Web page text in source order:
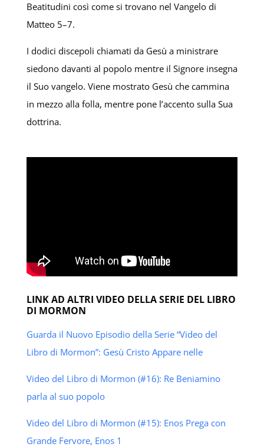
Beatitudini così come si trovano nel Vangelo di
Matteo 5–7.
I dodici discepoli chiamati da Gesù a ministrare
siedono davanti al popolo mentre il Signore insegna
il Suo vangelo. Viene mostrato Gesù che cammina
in mezzo alla folla, mentre pone l’accento sulla Sua
dottrina.
LINK AD ALTRI VIDEO DELLA SERIE DEL LIBRO
DI MORMON
Guarda il Nuovo Episodio della Serie “Video del
Libro di Mormon”: Gesù Cristo Appare nelle
Video del Libro di Mormon (#16): Re Beniamino
parla al suo popolo
Video del Libro di Mormon (#15): Enos Prega con
Grande Fervore, Enos 1